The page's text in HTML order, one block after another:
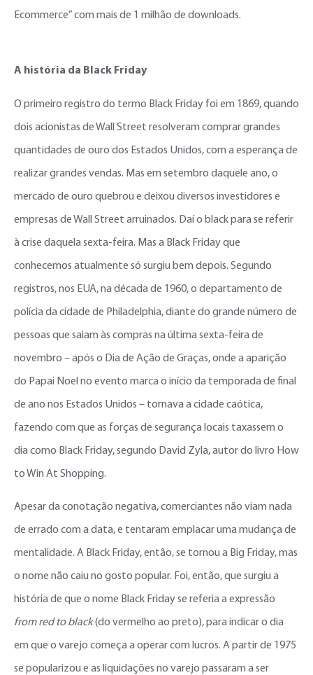
Ecommerce” com mais de 1 milhão de downloads.
A história da Black Friday
O primeiro registro do termo Black Friday foi em 1869, quando
dois acionistas de Wall Street resolveram comprar grandes
quantidades de ouro dos Estados Unidos, com a esperança de
realizar grandes vendas. Mas em setembro daquele ano, o
mercado de ouro quebrou e deixou diversos investidores e
empresas de Wall Street arruinados. Daí o black para se referir
à crise daquela sexta-feira. Mas a Black Friday que
conhecemos atualmente só surgiu bem depois. Segundo
registros, nos EUA, na década de 1960, o departamento de
polícia da cidade de Philadelphia, diante do grande número de
pessoas que saiam às compras na última sexta-feira de
novembro – após o Dia de Ação de Graças, onde a aparição
do Papai Noel no evento marca o início da temporada de final
de ano nos Estados Unidos – tornava a cidade caótica,
fazendo com que as forças de segurança locais taxassem o
dia como Black Friday, segundo David Zyla, autor do livro How
to Win At Shopping.
Apesar da conotação negativa, comerciantes não viam nada
de errado com a data, e tentaram emplacar uma mudança de
mentalidade. A Black Friday, então, se tornou a Big Friday, mas
o nome não caiu no gosto popular. Foi, então, que surgiu a
história de que o nome Black Friday se referia a expressão
from red to black(do vermelho ao preto), para indicar o dia
em que o varejo começa a operar com lucros. A partir de 1975
se popularizou e as liquidações no varejo passaram a ser